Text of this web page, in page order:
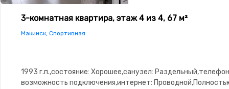
3-комнатная квартира, этаж 4 из 4, 67 м²
Макинск, Спортивная
1993 г.п.,состояние: Хорошее,санузел:
возможность подключения,интернет: